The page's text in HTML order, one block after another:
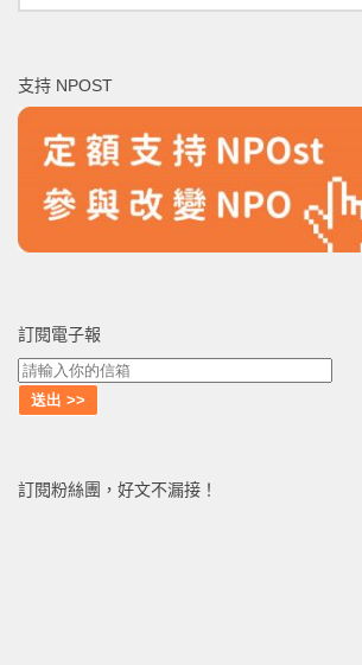
尋
字:
支持 NPOST
訂閱電子報
訂閱粉絲團，好文不漏接！